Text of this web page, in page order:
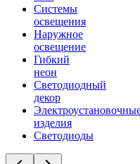
Системы
освещения
Наружное
освещение
Гибкий
неон
Светодиодный
декор
изделия
Светодиоды